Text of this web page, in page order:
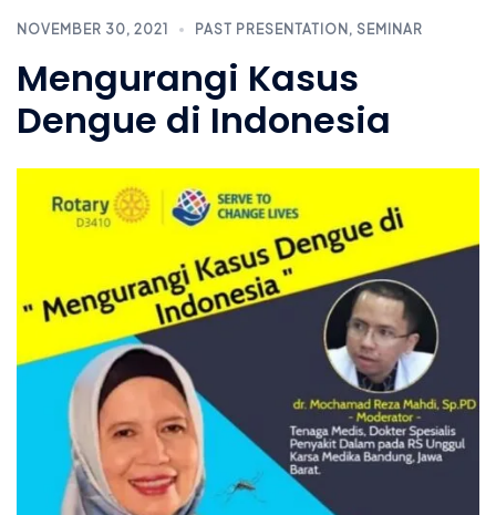
NOVEMBER 30, 2021 PAST PRESENTATION, SEMINAR
Mengurangi Kasus
Dengue di Indonesia